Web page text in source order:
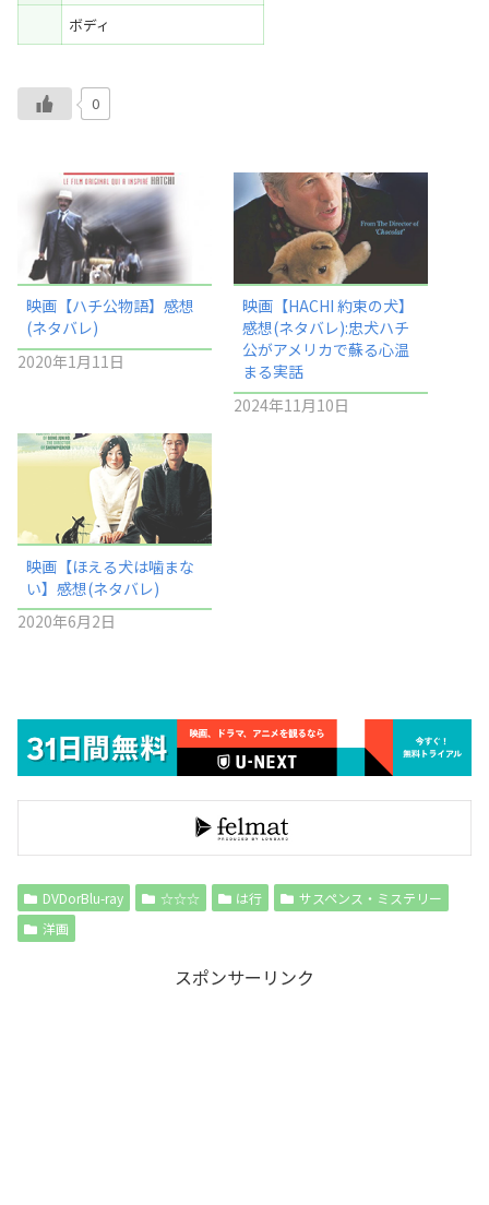
ボディ
0
映画【ハチ公物語】感想
(ネタバレ)
2020年1月11日
映画【HACHI 約束の犬】
感想(ネタバレ):忠犬ハチ
公がアメリカで蘇る心温
まる実話
2024年11月10日
映画【ほえる犬は噛まな
い】感想(ネタバレ)
2020年6月2日
DVDorBlu-ray ☆☆☆ は行
サスペンス・ミステリー
洋画
スポンサーリンク